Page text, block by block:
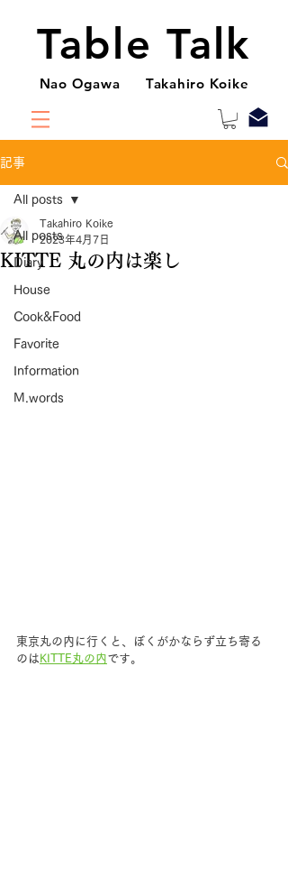
Table Talk
Nao Ogawa Takahiro Koike
記事
All posts
Diary
House
Cook&Food
Favorite
Information
M.words
All posts
KITTE 丸の内は楽し
Takahiro Koike
2023年4月7日
東京丸の内に行くと、ぼくがかならず立ち寄る
のはKITTE丸の内です。